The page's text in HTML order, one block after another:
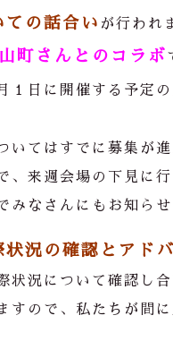
の話合い が行われ
町さんとのコラボ
１日に開催する予定の
いてはすでに募集が
、来週会場の下見に
みなさんにもお知ら
況の確認とアド
状況について確認し
すので、私たちが間